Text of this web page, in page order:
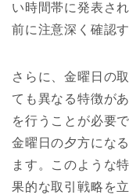
い時間帯に発表さ
前に注意深く確認
さらに、金曜日の
ても異なる特徴が
を行うことが必要
金曜日の夕方にな
ます。このような
果的な取引戦略を